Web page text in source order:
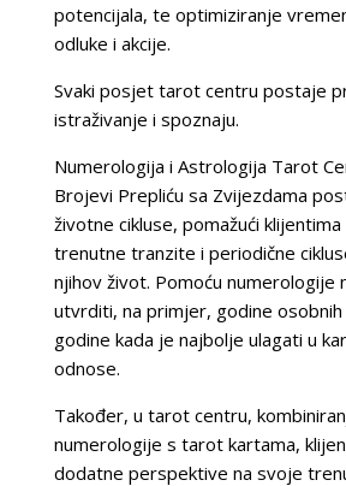
potencijala, te optimiziranje
odluke i akcije.
Svaki posjet tarot centru postaje
istraživanje i spoznaju.
Numerologija i Astrologija Tarot
Brojevi Prepliću sa Zvijezdama
životne cikluse, pomažući
trenutne tranzite i periodične
njihov život. Pomoću numerologije
utvrditi, na primjer, godine
godine kada je najbolje ulagati u
odnose.
Također, u tarot centru,
numerologije s tarot kartama,
dodatne perspektive na svoje